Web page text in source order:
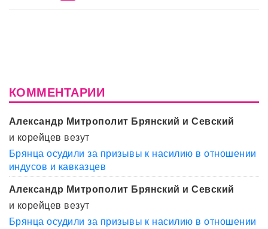
КОММЕНТАРИИ
Александр Митрополит Брянский и Севский
и корейцев везут
Брянца осудили за призывы к насилию в отношении
индусов и кавказцев
Александр Митрополит Брянский и Севский
и корейцев везут
Брянца осудили за призывы к насилию в отношении